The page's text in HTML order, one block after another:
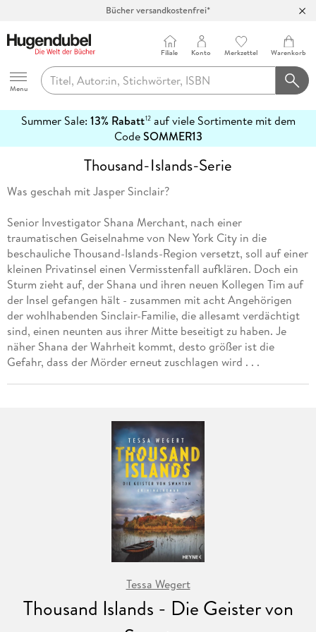
Bücher versandkostenfrei*
Abholung in über 100 Filialen
Hugendubel
Menu
Filiale Konto Merkzettel Warenkorb
Summer Sale: 13% Rabatt12auf viele Sortimente mit dem
CodeSOMMER13
erfahren
Thousand-Islands-Serie
Was geschah mit Jasper Sinclair?
Senior Investigator Shana Merchant, nach einer
traumatischen Geiselnahme von New York City in die
beschauliche Thousand-Islands-Region versetzt, soll auf einer
kleinen Privatinsel einen Vermisstenfall aufklären. Doch ein
Sturm zieht auf, der Shana und ihren neuen Kollegen Tim auf
der Insel gefangen hält - zusammen mit acht Angehörigen
der wohlhabenden Sinclair-Familie, die allesamt verdächtigt
sind, einen neunten aus ihrer Mitte beseitigt zu haben. Je
näher Shana der Wahrheit kommt, desto größer ist die
Gefahr, dass der Mörder erneut zuschlagen wird . . .
Tessa Wegert
Thousand Islands - Die Geister von